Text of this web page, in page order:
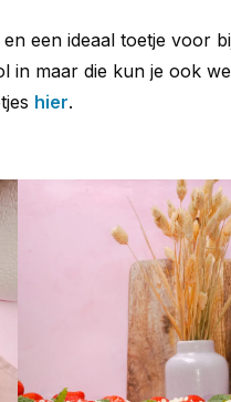
een ideaal toetje voor
in maar die kun je ook
hier.